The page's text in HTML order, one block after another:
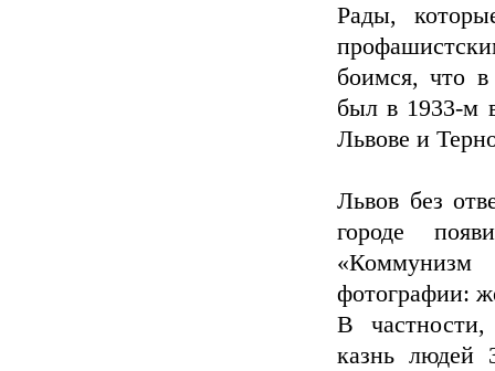
Рады,
боимся, что
был в 1933-м
Львове и
Львов без
городе
фотографии:
В частности,
казнь людей